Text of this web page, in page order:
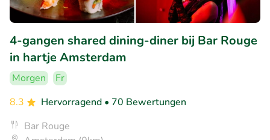
4-gangen shared dining-diner bij Bar Rouge
in hartje Amsterdam
Morgen
Fr
8.3
Hervorragend • 70 Bewertungen
Bar Rouge